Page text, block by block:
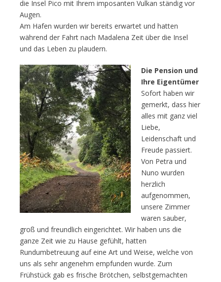
die Insel Pico mit Ihrem imposanten Vulkan ständig vor
Augen.
Am Hafen wurden wir bereits erwartet und hatten
während der Fahrt nach Madalena Zeit über die Insel
und das Leben zu plaudern.
Die Pension und
Ihre Eigentümer
Sofort haben wir
gemerkt, dass hier
alles mit ganz viel
Liebe,
Leidenschaft und
Freude passiert.
Von Petra und
Nuno wurden
herzlich
aufgenommen,
unsere Zimmer
waren sauber,
groß und freundlich eingerichtet. Wir haben uns die
ganze Zeit wie zu Hause gefühlt, hatten
Rundumbetreuung auf eine Art und Weise, welche von
uns als sehr angenehm empfunden wurde. Zum
Frühstück gab es frische Brötchen, selbstgemachten